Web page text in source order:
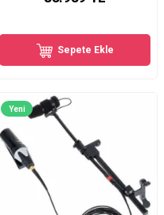
Sepete Ekle
Yeni